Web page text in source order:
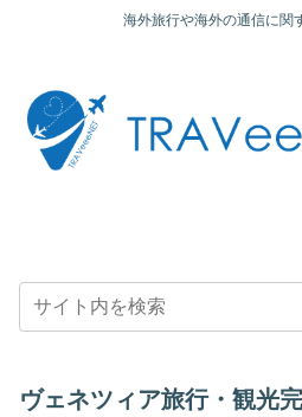
海外旅行や海外の通信に関
ヴェネツィア旅行・観光